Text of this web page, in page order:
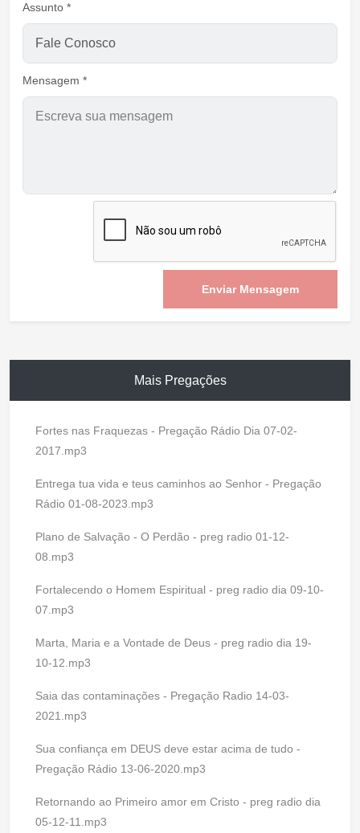
Assunto *
Mensagem *
Enviar Mensagem
Mais Pregações
Fortes nas Fraquezas - Pregação Rádio Dia 07-02-
2017.mp3
Entrega tua vida e teus caminhos ao Senhor - Pregação
Rádio 01-08-2023.mp3
Plano de Salvação - O Perdão - preg radio 01-12-
08.mp3
Fortalecendo o Homem Espiritual - preg radio dia 09-10-
07.mp3
Marta, Maria e a Vontade de Deus - preg radio dia 19-
10-12.mp3
Saia das contaminações - Pregação Radio 14-03-
2021.mp3
Sua confiança em DEUS deve estar acima de tudo -
Pregação Rádio 13-06-2020.mp3
Retornando ao Primeiro amor em Cristo - preg radio dia
05-12-11.mp3